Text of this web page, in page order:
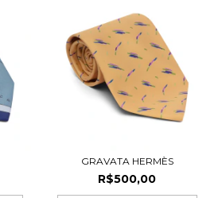
GRAVATA HERMÈS
R$500,00